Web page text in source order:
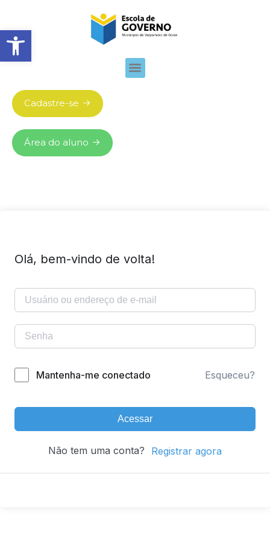
Abrir barra de ferramentas
Cadastre-se
Área do aluno
Olá, bem-vindo de volta!
Mantenha-me conectado Esqueceu?
Acessar
Não tem uma conta? Registrar agora